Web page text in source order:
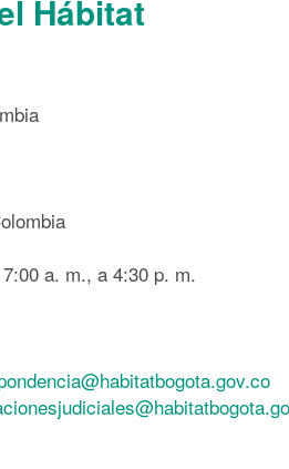
Hábitat
a. m., a 4:30 p. m.